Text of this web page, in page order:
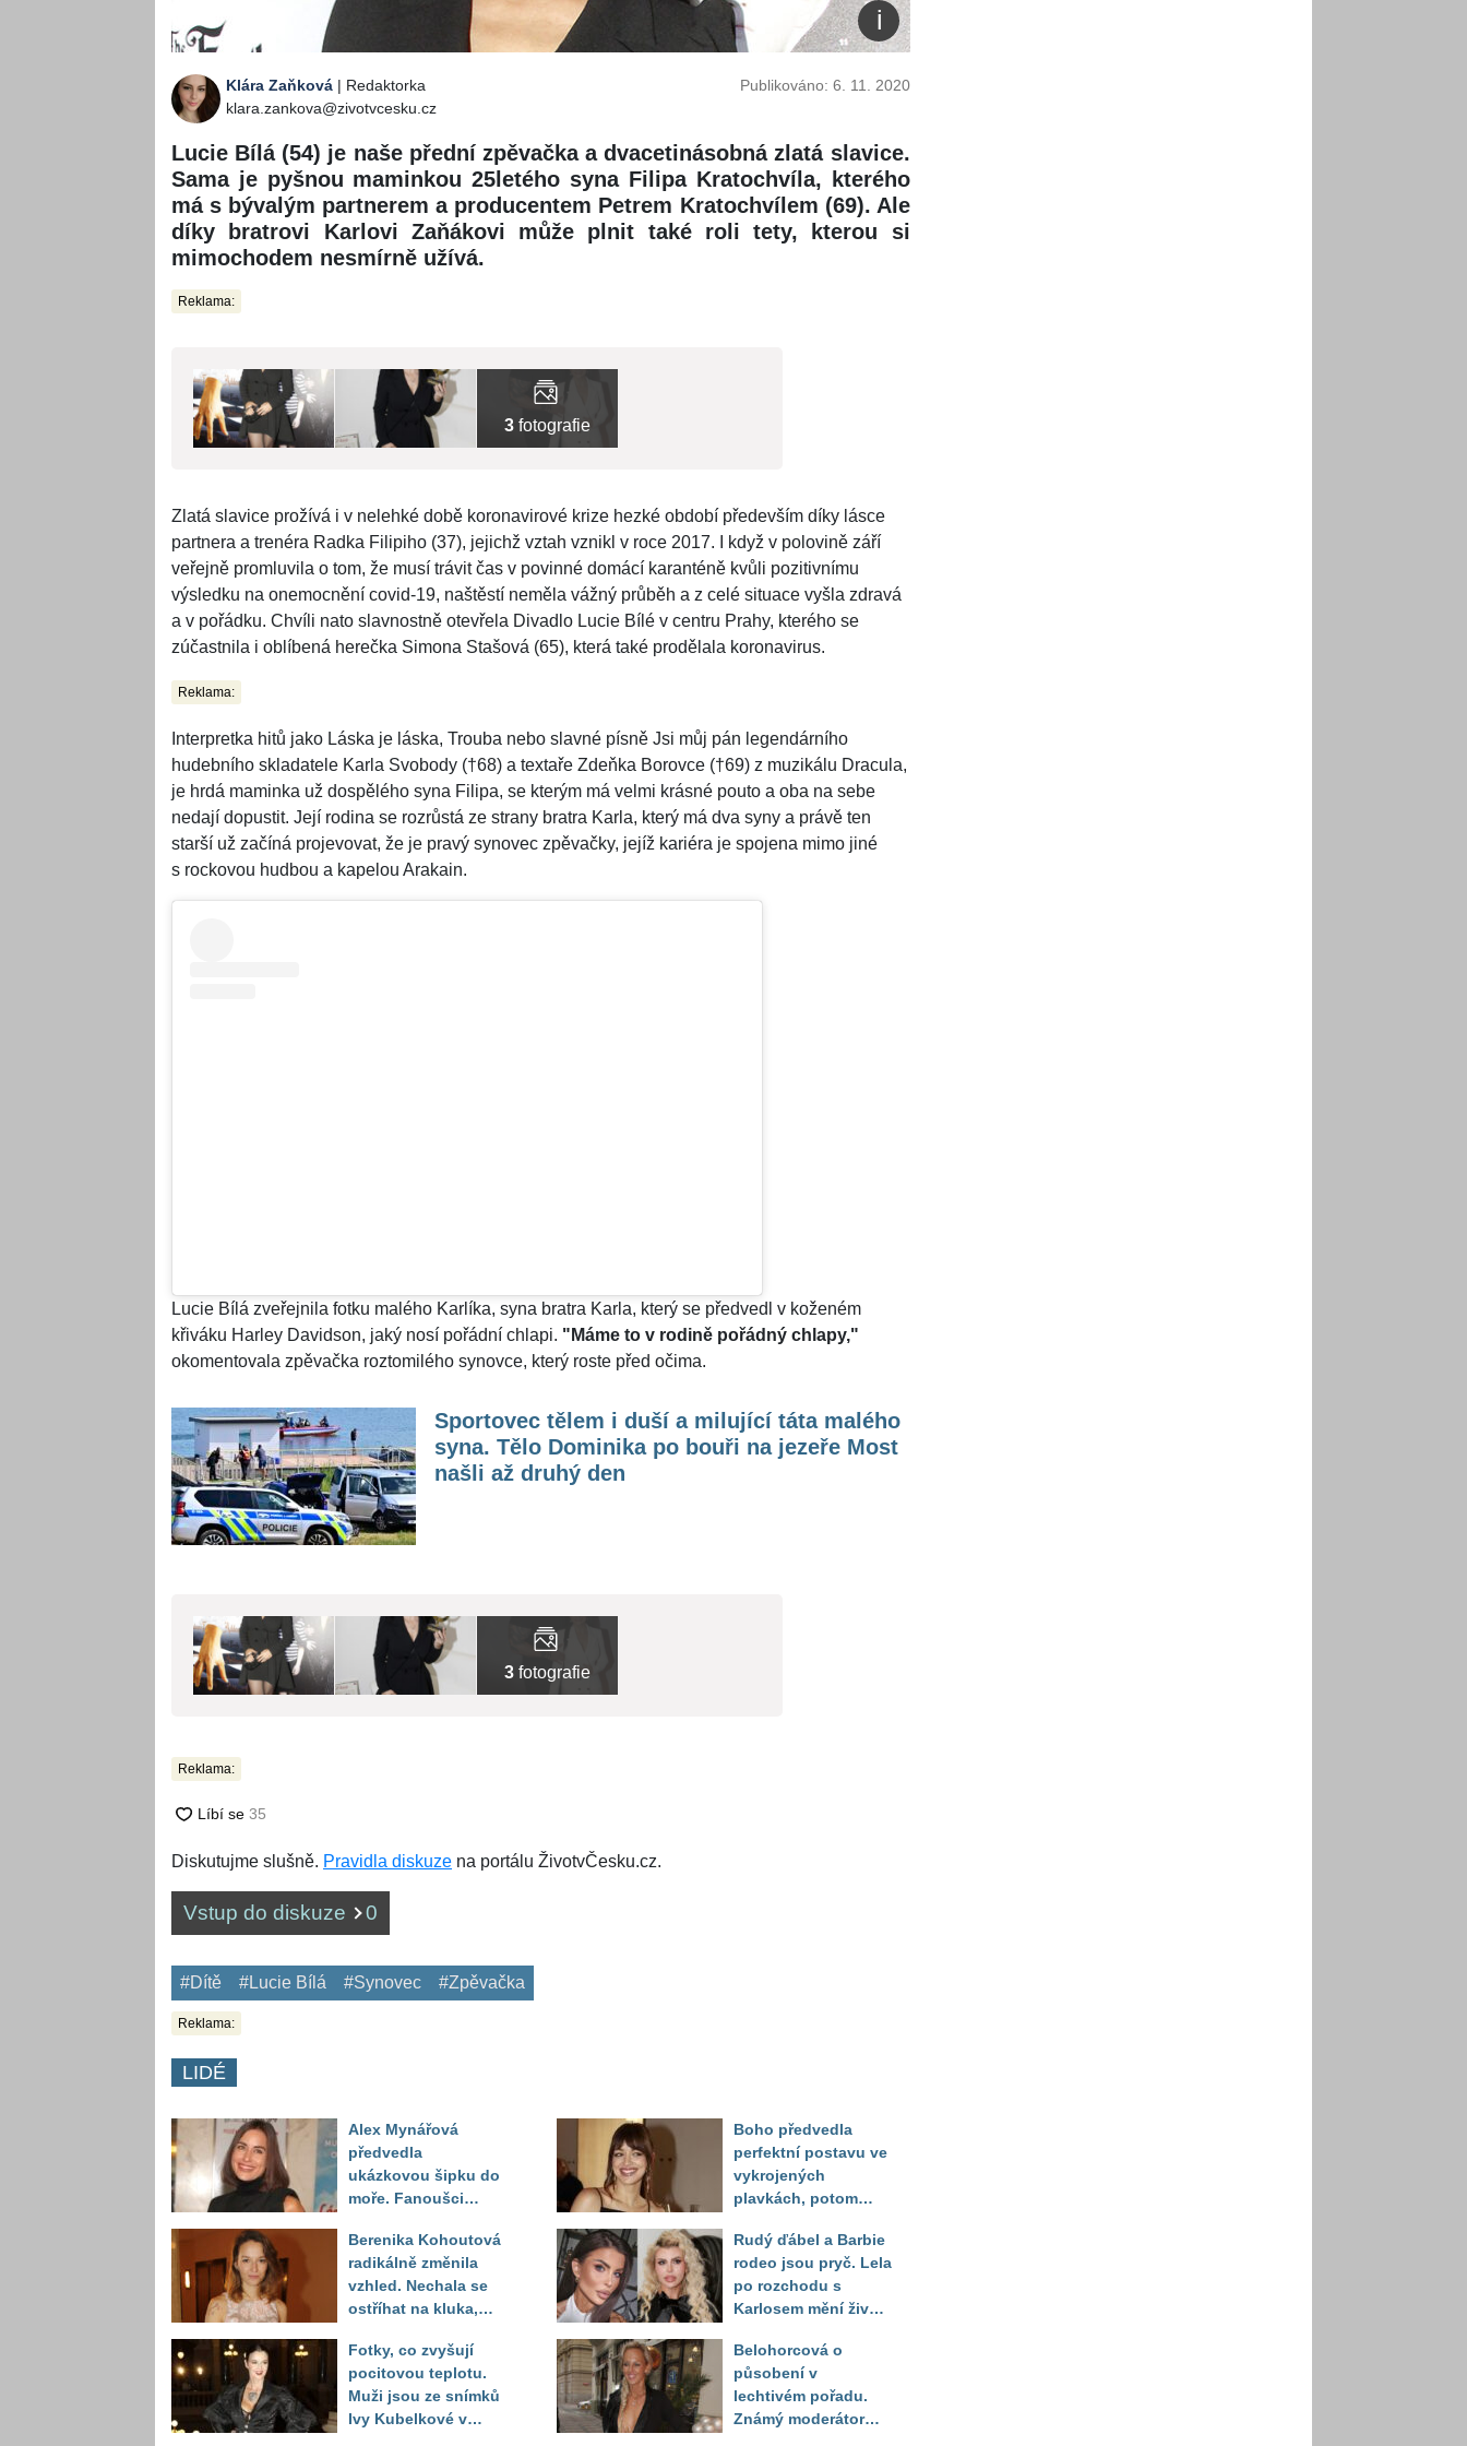
Klára Zaňková | Redaktorka
klara.zankova@zivotvcesku.cz
Publikováno: 6. 11. 2020
Lucie Bílá (54) je naše přední zpěvačka a dvacetinásobná zlatá slavice.
Sama je pyšnou maminkou 25letého syna Filipa Kratochvíla, kterého
má s bývalým partnerem a producentem Petrem Kratochvílem (69). Ale
díky bratrovi Karlovi Zaňákovi může plnit také roli tety, kterou si
mimochodem nesmírně užívá.
Reklama:
3 fotografie
Zlatá slavice prožívá i v nelehké době koronavirové krize hezké období především díky lásce
partnera a trenéra Radka Filipiho (37), jejichž vztah vznikl v roce 2017. I když v polovině září
veřejně promluvila o tom, že musí trávit čas v povinné domácí karanténě kvůli pozitivnímu
výsledku na onemocnění covid-19, naštěstí neměla vážný průběh a z celé situace vyšla zdravá
a v pořádku. Chvíli nato slavnostně otevřela Divadlo Lucie Bílé v centru Prahy, kterého se
zúčastnila i oblíbená herečka Simona Stašová (65), která také prodělala koronavirus.
Reklama:
Interpretka hitů jako Láska je láska, Trouba nebo slavné písně Jsi můj pán legendárního
hudebního skladatele Karla Svobody (†68) a textaře Zdeňka Borovce (†69) z muzikálu Dracula,
je hrdá maminka už dospělého syna Filipa, se kterým má velmi krásné pouto a oba na sebe
nedají dopustit. Její rodina se rozrůstá ze strany bratra Karla, který má dva syny a právě ten
starší už začíná projevovat, že je pravý synovec zpěvačky, jejíž kariéra je spojena mimo jiné
s rockovou hudbou a kapelou Arakain.
Lucie Bílá zveřejnila fotku malého Karlíka, syna bratra Karla, který se předvedl v koženém
křiváku Harley Davidson, jaký nosí pořádní chlapi. "Máme to v rodině pořádný chlapy,"
okomentovala zpěvačka roztomilého synovce, který roste před očima.
Sportovec tělem i duší a milující táta malého
syna. Tělo Dominika po bouři na jezeře Most
našli až druhý den
3 fotografie
Reklama:
Diskutujme slušně. Pravidla diskuze na portálu ŽivotvČesku.cz.
Vstup do diskuze 0
#Dítě #Lucie Bílá #Synovec #Zpěvačka
Reklama:
LIDÉ
Alex Mynářová
předvedla
ukázkovou šipku do
moře. Fanoušci
toho vypadá
Berenika Kohoutová
radikálně změnila
vzhled. Nechala se
ostříhat na kluka,
překvapily
Fotky, co zvyšují
pocitovou teplotu.
Muži jsou ze snímků
Ivy Kubelkové v
Boho předvedla
perfektní postavu ve
vykrojených
plavkách, potom
těla
Rudý ďábel a Barbie
rodeo jsou pryč. Lela
po rozchodu s
Karlosem mění život i
Sandeva
Belohorcová o
působení v
lechtivém pořadu.
Známý moderátor